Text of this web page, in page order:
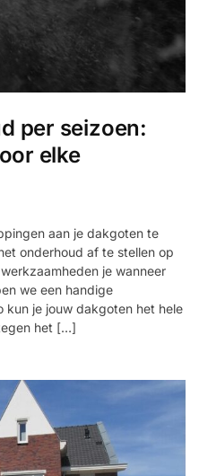
per seizoen:
elke
aan je dakgoten te
onderhoud af te stellen op
je wanneer
we een handige
kun je jouw dakgoten het hele
het […]